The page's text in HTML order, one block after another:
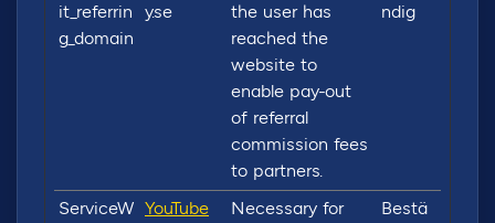
it_referrin
g_domain
y.se
the user has
reached the
website to
enable pay-out
of referral
commission fees
to partners.
ndig
ServiceW YouTube
Necessary for
Bestä